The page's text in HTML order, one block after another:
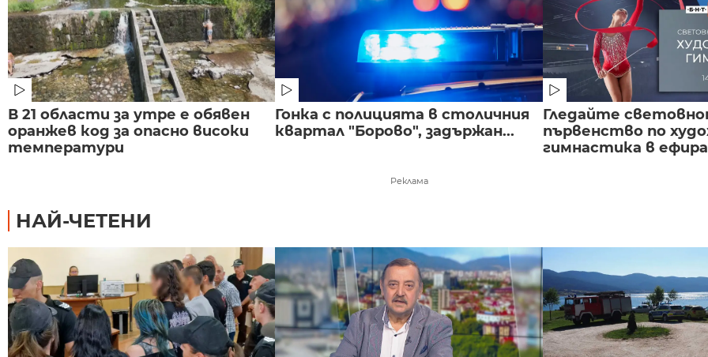
В 21 области за утре е обявен
оранжев код за опасно високи
температури
Гонка с полицията в столичния
квартал "Борово", задържан...
Гледайте
първенство по
гимнастика в
Реклама
НАЙ-ЧЕТЕНИ